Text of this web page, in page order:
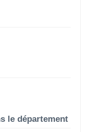
le département